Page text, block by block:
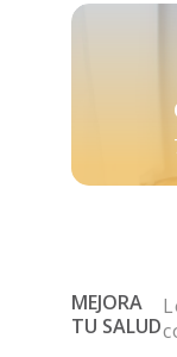
MEJORA
TU SALUD